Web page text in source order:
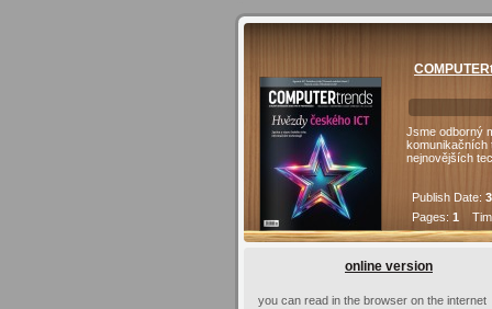
Jsme odborný
komunikačních
nejnovějších
Publish Date:
Pages: 1
online version
you can read in the browser on the internet